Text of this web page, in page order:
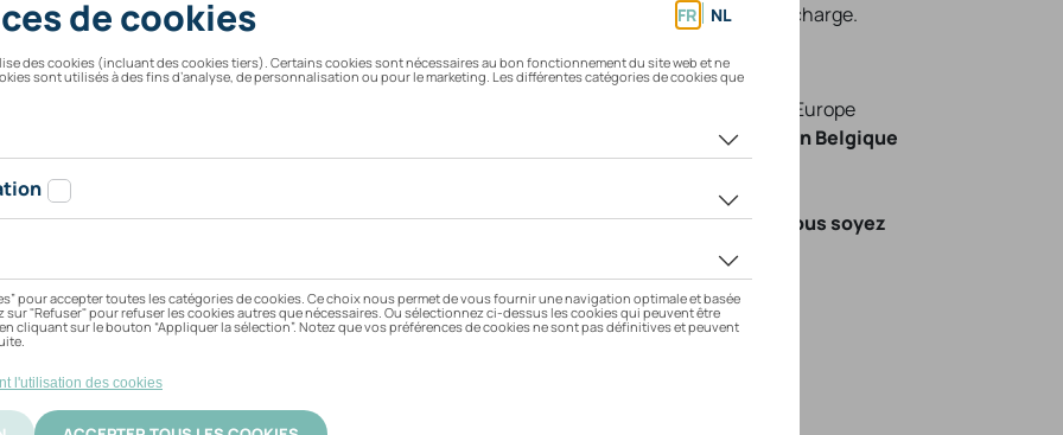
l’Europe et bénéficiez de l’un des plus grands réseaux de recharge.
Ce que nous vous offrons :
en Europe
99 % des points de recharge publics en Belgique
Aucun frais d’abonnement
de recharge
Une seule carte pourune recharge sereine, où que vous soyez
16,00€